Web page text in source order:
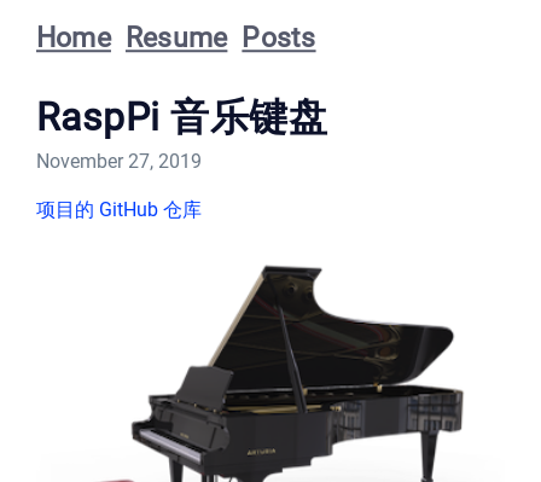
Home Resume Posts
RaspPi 音乐键盘
November 27, 2019
项目的 GitHub 仓库